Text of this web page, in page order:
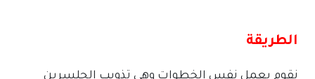
الطريقة
نقوم بعمل نفس الخطوات وهي تذويب الجلسرين